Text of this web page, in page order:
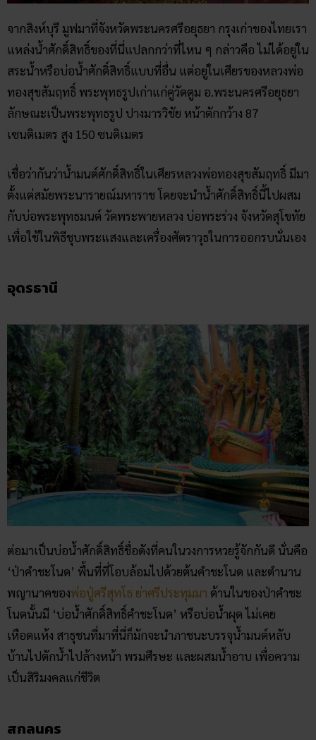
จากสิงห์บุรี มูฟมาที่จังหวัดพระนครศรีอยุธยา กรุงเก่าของไทยเรา
แหล่งน้ำศักดิ์สิทธิ์ของที่นี่แปลกกว่าที่ไหน ๆ กล่าวคือ ไม่ได้อยู่ใน
สระน้ำหรือบ่อน้ำศักดิ์สิทธิ์แบบที่อื่น แต่อยู่ในเศียรของหลวงพ่อ
ทองสุขสัมฤทธิ์ พระพุทธรูปเก่าแก่คู่วัดตูม อ.พระนครศรีอยุธยา
ลักษณะเป็นพระพุทธรูป ปางมารวิชัย หน้าตักกว้าง 87
เซนติเมตร สูง 150 ซนติเมตร
เชื่อว่ากันว่าน้ำมนต์ศักดิ์สิทธิ์ในเศียรหลวงพ่อทองสุขสัมฤทธิ์ มีมา
ตั้งแต่สมัยพระนารายณ์มหาราช โดยจะนำน้ำศักดิ์สิทธิ์นี้ไปผสม
กับบ่อพระพุทธมนต์ วัดพระพายหลวง บ่อพระร่วง จังหวัดสุโขทัย
เพื่อใช้ในพิธีชุบพระแสงและเครื่องศัตราวุธในการออกรบนั่นเอง
อุดรธานี
ต่อมาเป็นบ่อน้ำศักดิ์สิทธิ์ชื่อดังที่คนในวงการหวยรู้จักกันดี นั่นคือ
‘ป่าคำชะโนด’ พื้นที่ที่โอบล้อมไปด้วยต้นคำชะโนด และตำนาน
พญานาคของพ่อปู่ศรีสุทโธ ย่าศรีประทุมมา ด้านในของป่าคำชะ
โนดนั้นมี ‘บ่อน้ำศักดิ์สิทธิ์คำชะโนด’ หรือบ่อน้ำผุด ไม่เคย
เหือดแห้ง สาธุชนที่มาที่นี่ก็มักจะนำภาชนะบรรจุน้ำมนต์หลับ
บ้านไปตักน้ำไปล้างหน้า พรมศีรษะ และผสมน้ำอาบ เพื่อความ
เป็นสิริมงคลแก่ชีวิต
สกลนคร